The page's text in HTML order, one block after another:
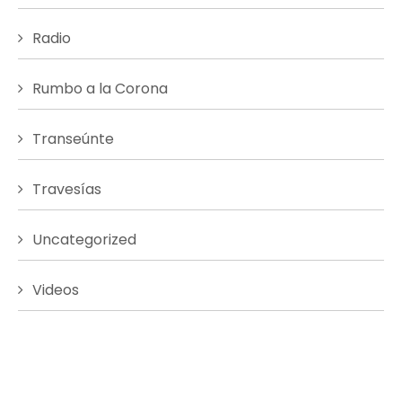
Radio
Rumbo a la Corona
Transeúnte
Travesías
Uncategorized
Videos